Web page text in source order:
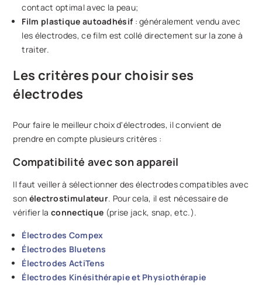
contact optimal avec la peau;
Film plastique autoadhésif: généralement vendu avec
les électrodes, ce film est collé directement sur la zone à
traiter.
Les critères pour choisir ses
électrodes
Pour faire le meilleur choix d'électrodes, il convient de
prendre en compte plusieurs critères :
Compatibilité avec son appareil
Il faut veiller à sélectionner des électrodes compatibles avec
son électrostimulateur. Pour cela, il est nécessaire de
vérifier laconnectique (prise jack, snap, etc.).
Électrodes Compex
Électrodes Bluetens
Électrodes ActiTens
Électrodes Kinésithérapie et Physiothérapie